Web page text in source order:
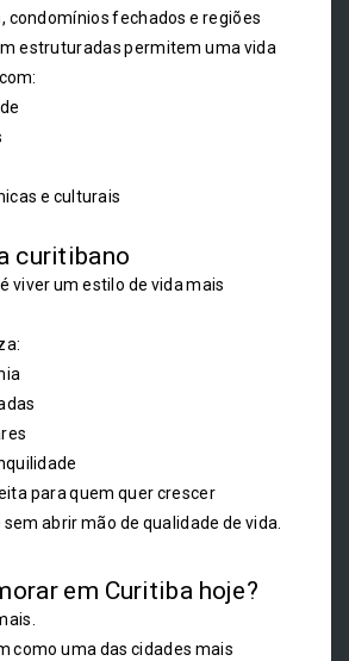
condomínios fechados e regiões
estruturadas permitem uma vida
e culturais
curitibano
viver um estilo de vida mais
para quem quer crescer
abrir mão de qualidade de vida.
em Curitiba hoje?
como uma das cidades mais